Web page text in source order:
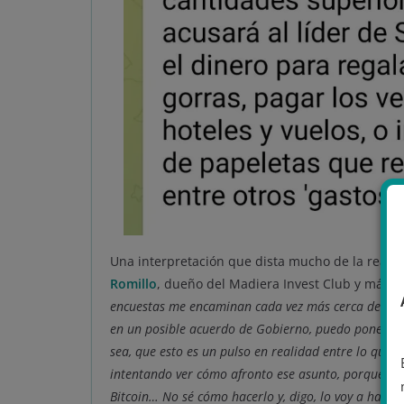
Una interpretación que dista mucho de la
Romillo, dueño del Madiera Invest Club y más
encuestas me encaminan cada vez más cerca de
en un posible acuerdo de Gobierno, puedo poner
sea, que esto es un pulso en realidad entre lo que
intentando ver cómo afronto ese asunto, porque
Bitcoin… No sé cómo hacerlo y, digo, lo voy a